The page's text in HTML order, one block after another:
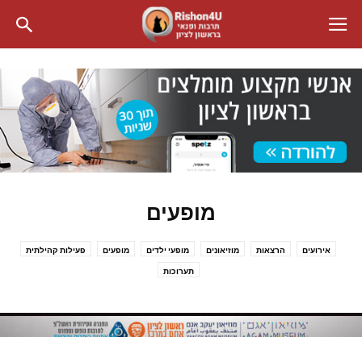
מופעים
אירועים הרצאות מוזיאונים מופעי ילדים מופעים פעילות קהילתית
תערוכות